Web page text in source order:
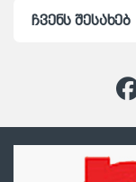
ჩვენს შესახებ